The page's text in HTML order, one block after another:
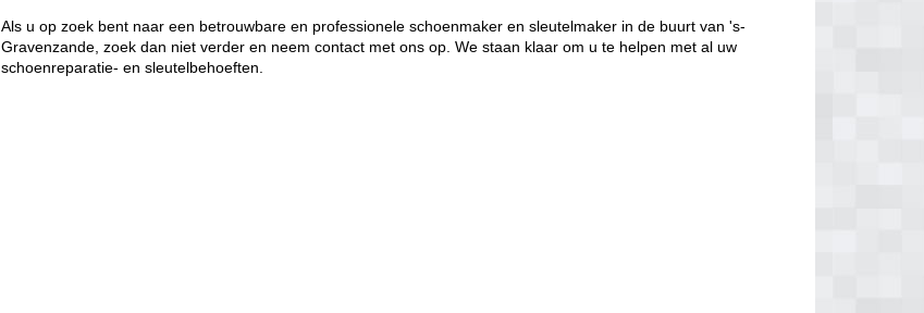
Als u op zoek bent naar een betrouwbare en professionele schoenmaker en sleutelmaker in de buurt van 's-
Gravenzande, zoek dan niet verder en neem contact met ons op. We staan klaar om u te helpen met al uw
schoenreparatie- en sleutelbehoeften.